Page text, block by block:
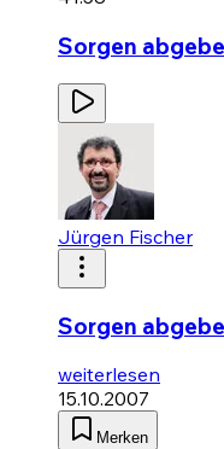
Sorgen
Jürgen Fischer
Sorgen
weiterlesen
15.10.2007
Merken